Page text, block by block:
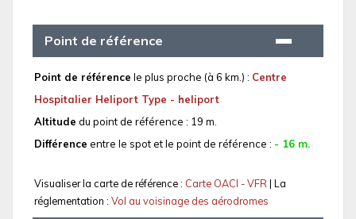
Point de référence
Point de référence le plus proche (à 6 km.) : Centre
Hospitalier Heliport Type - heliport
Altitude du point de référence : 19 m.
Différence entre le spot et le point de référence : - 16 m.
Visualiser la carte de référence : Carte OACI - VFR| La
réglementation : Vol au voisinage des aérodromes